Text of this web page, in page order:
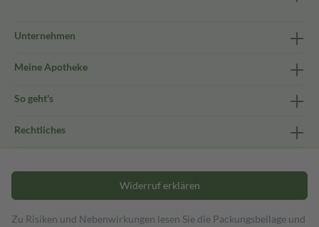
Unternehmen
Meine Apotheke
So geht's
Rechtliches
Widerruf erklären
Zu Risiken und Nebenwirkungen lesen Sie die Packungsbeilage und